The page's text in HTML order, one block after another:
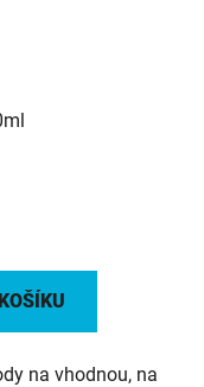
na vhodnou, na